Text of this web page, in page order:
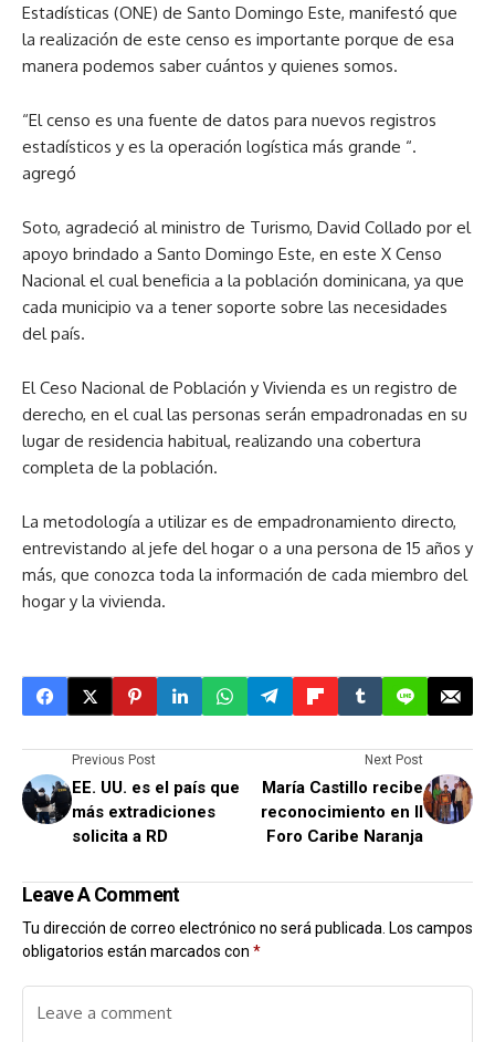
Estadísticas (ONE) de Santo Domingo Este, manifestó que
la realización de este censo es importante porque de esa
manera podemos saber cuántos y quienes somos.
“El censo es una fuente de datos para nuevos registros
estadísticos y es la operación logística más grande “.
agregó
Soto, agradeció al ministro de Turismo, David Collado por el
apoyo brindado a Santo Domingo Este, en este X Censo
Nacional el cual beneficia a la población dominicana, ya que
cada municipio va a tener soporte sobre las necesidades
del país.
El Ceso Nacional de Población y Vivienda es un registro de
derecho, en el cual las personas serán empadronadas en su
lugar de residencia habitual, realizando una cobertura
completa de la población.
La metodología a utilizar es de empadronamiento directo,
entrevistando al jefe del hogar o a una persona de 15 años y
más, que conozca toda la información de cada miembro del
hogar y la vivienda.
Previous Post
EE. UU. es el país que
más extradiciones
solicita a RD
Next Post
María Castillo recibe
reconocimiento en II
Foro Caribe Naranja
Leave A Comment
Tu dirección de correo electrónico no será publicada. Los campos
obligatorios están marcados con *